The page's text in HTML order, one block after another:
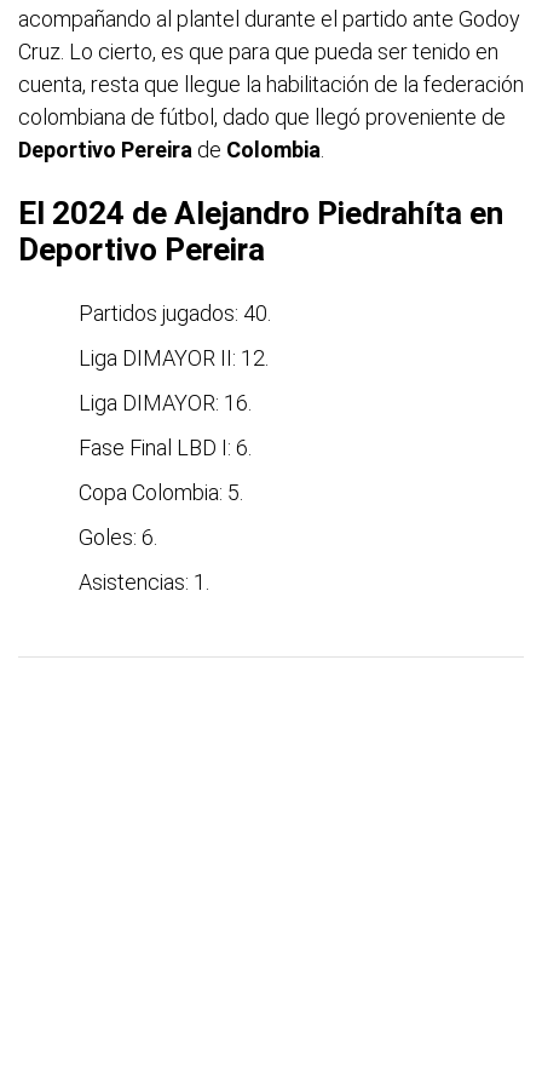
acompañando al plantel durante el partido ante Godoy
Cruz. Lo cierto, es que para que pueda ser tenido en
cuenta, resta que llegue la habilitación de la federación
colombiana de fútbol, dado que llegó proveniente de
Deportivo Pereira de Colombia
El 2024 de Alejandro Piedrahíta en
Deportivo Pereira
Partidos jugados: 40.
Liga DIMAYOR II: 12.
Liga DIMAYOR: 16.
Fase Final LBD I: 6.
Copa Colombia: 5.
Goles: 6.
Asistencias: 1.